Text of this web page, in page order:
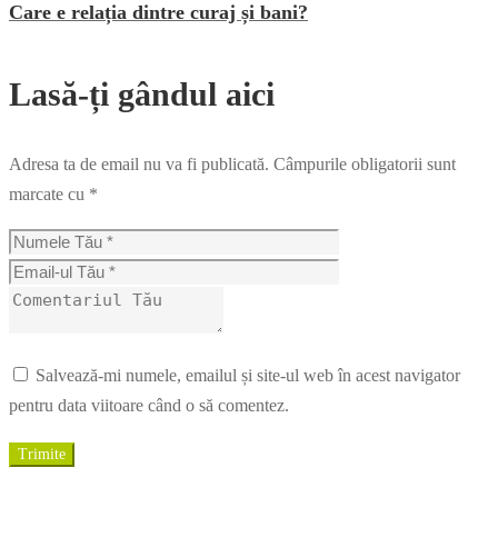
Care e relația dintre curaj și bani?
Lasă-ți gândul aici
Adresa ta de email nu va fi publicată. Câmpurile obligatorii sunt
marcate cu *
Salvează-mi numele, emailul și site-ul web în acest navigator
pentru data viitoare când o să comentez.